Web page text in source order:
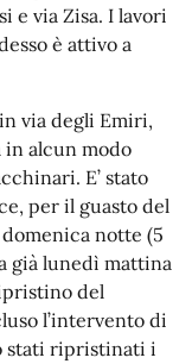
e via Zisa. I lavori
è attivo a
via degli Emiri,
in alcun modo
E’ stato
per il guasto del
notte (5
già lunedì mattina
del
l’intervento di
stati ripristinati i